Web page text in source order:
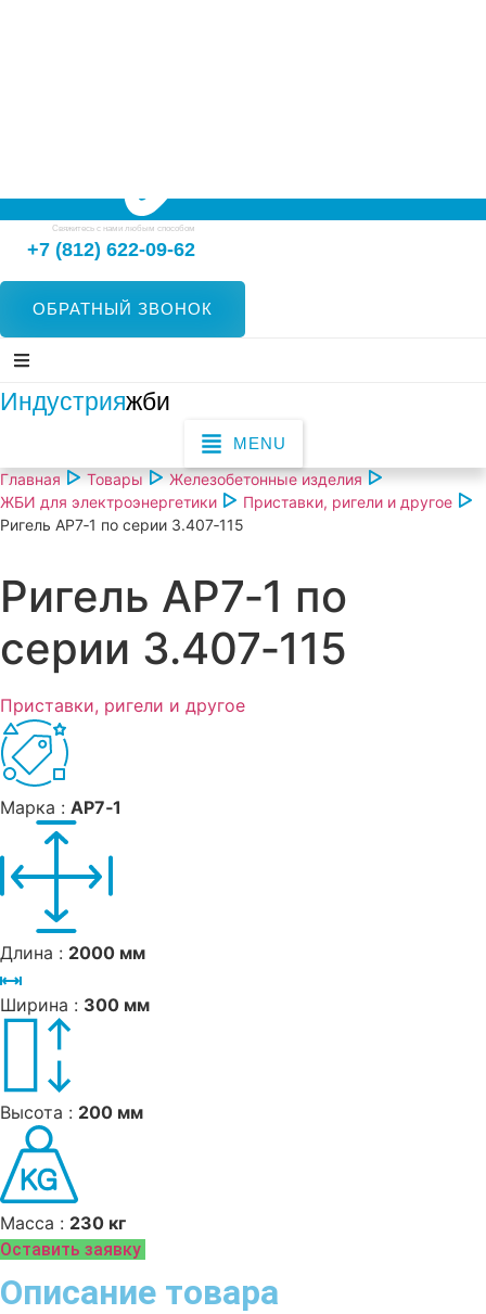
Свяжитесь с нами любым способом
+7 (812) 622-09-62
ОБРАТНЫЙ ЗВОНОК
Индустрияжби
MENU
Главная
Товары
Железобетонные изделия
ЖБИ для электроэнергетики
Приставки, ригели и другое
Ригель АР7‑1 по серии 3.407‑115
Ригель АР7‑1 по
серии 3.407‑115
Приставки, ригели и другое
Марка : АР7‑1
Длина : 2000 мм
Ширина : 300 мм
Высота : 200 мм
Масса : 230 кг
Оставить заявку
Описание товара